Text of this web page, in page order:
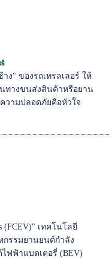
ง" ของรถเทรลเลอร์ ให้
ทางขนส่งสินค้าหรือยาน
วามปลอดภัยคือหัวใจ
(FCEV)" เทคโนโลยี
รรมยานยนต์กำลัง
ฟฟ้าแบตเตอรี่ (BEV)